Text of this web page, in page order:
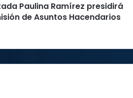
Paulina Ramírez presidirá
de Asuntos Hacendarios